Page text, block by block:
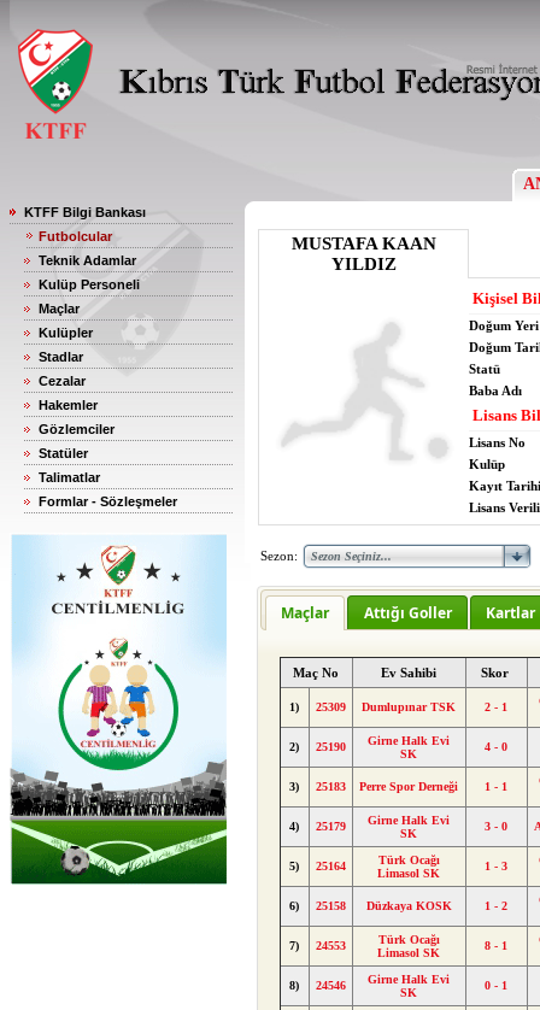
KTFF Bilgi Bankası
Futbolcular
Teknik Adamlar
Kulüp Personeli
Maçlar
Kulüpler
Stadlar
Cezalar
Hakemler
Gözlemciler
Statüler
Talimatlar
Formlar - Sözleşmeler
MUSTAFA KAAN
YILDIZ
Kişisel
Doğum Yeri
Doğum
Statü
Baba Adı
Lisans
Lisans No
Kulüp
Kayıt Tarihi
Lisans
Sezon:
Maçlar Attığı Goller Kartlar
Maç No Ev Sahibi Skor
1) 25309 Dumlupınar TSK 2 - 1
2) 25190
Girne Halk Evi
SK
4 - 0
3) 25183 Perre Spor Derneği 1 - 1
4) 25179
Girne Halk Evi
SK
3 - 0
5) 25164
Türk Ocağı
Limasol SK
1 - 3
6) 25158 Düzkaya KOSK 1 - 2
7) 24553
Türk Ocağı
Limasol SK
8 - 1
8) 24546
Girne Halk Evi
SK
0 - 1